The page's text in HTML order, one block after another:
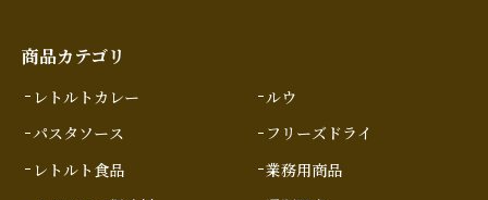
商品カテゴリ
レトルトカレー
パスタソース
レトルト食品
ルウ
フリーズドライ
業務用商品